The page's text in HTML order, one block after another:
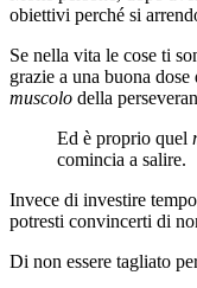
obiettivi perché si
Se nella vita le cose ti
grazie a una buona
muscolo della
Ed è proprio quel
comincia a salire.
Invece di investire
potresti convincerti di
Di non essere tagliato